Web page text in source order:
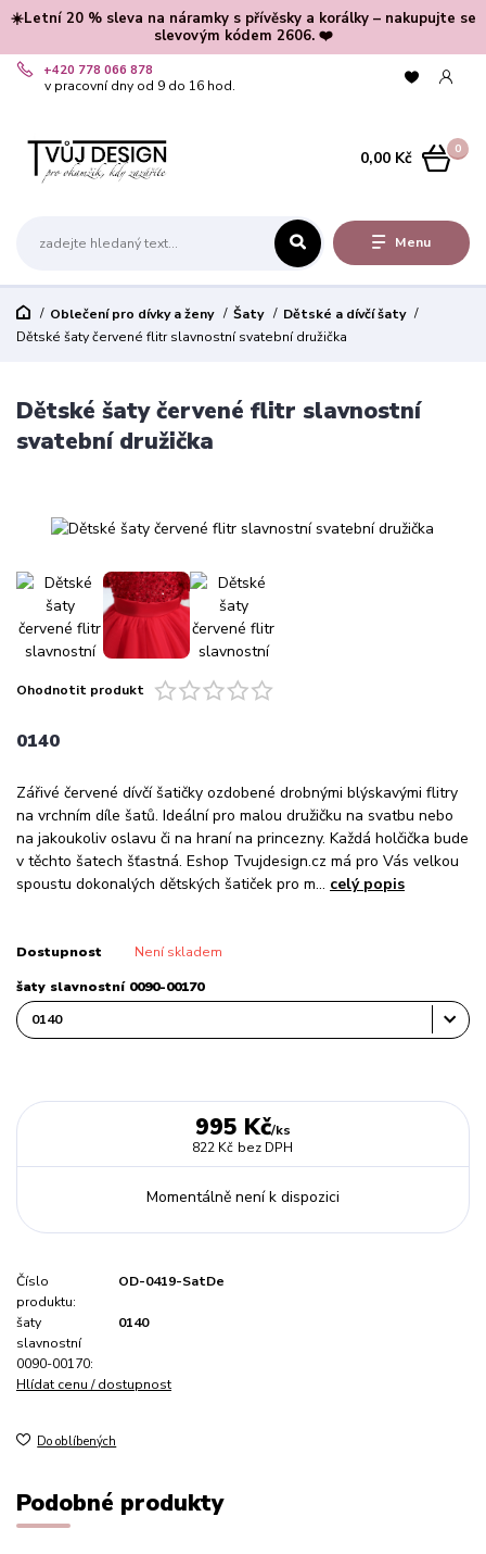
☀️Letní 20 % sleva na náramky s přívěsky a korálky – nakupujte se
slevovým kódem 2606. ❤️
Menu
+420 778 066 878
v pracovní dny od 9 do 16 hod.
0
0,00 Kč
Oblečení pro dívky a ženy Šaty
Dětské a dívčí šaty
Dětské šaty červené flitr slavnostní svatební družička
Dětské šaty červené flitr slavnostní
svatební družička
Ohodnotit produkt
0140
Zářivé červené dívčí šatičky ozdobené drobnými blýskavými flitry
na vrchním díle šatů. Ideální pro malou družičku na svatbu nebo
na jakoukoliv oslavu či na hraní na princezny. Každá holčička bude
v těchto šatech šťastná. Eshop Tvujdesign.cz má pro Vás velkou
spoustu dokonalých dětských šatiček pro m... celý popis
Dostupnost Není skladem
šaty slavnostní 0090-00170
995 Kč/ks
822 Kč bez DPH
Momentálně není k dispozici
Číslo
produktu:
OD-0419-SatDe
šaty
slavnostní
0090-00170:
0140
Hlídat cenu / dostupnost
Do oblíbených
Podobné produkty